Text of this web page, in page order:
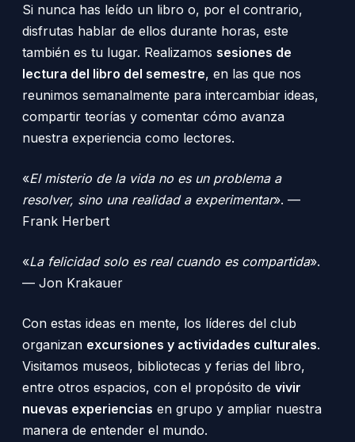
Si nunca has leído un libro o, por el contrario,
disfrutas hablar de ellos durante horas, este
también es tu lugar. Realizamos sesiones de
lectura del libro del semestre, en las que nos
reunimos semanalmente para intercambiar ideas,
compartir teorías y comentar cómo avanza
nuestra experiencia como lectores.
«El misterio de la vida no es un problema a
resolver, sino una realidad a experimentar». —
Frank Herbert
«La felicidad solo es real cuando es compartida».
— Jon Krakauer
Con estas ideas en mente, los líderes del club
organizan excursiones y actividades culturales.
Visitamos museos, bibliotecas y ferias del libro,
entre otros espacios, con el propósito de vivir
nuevas experiencias en grupo y ampliar nuestra
manera de entender el mundo.